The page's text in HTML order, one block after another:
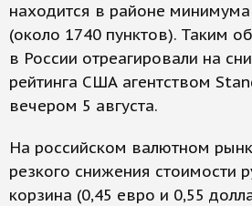
находится в районе минимума
(около 1740 пунктов). Таким
в России отреагировали на
рейтинга США агентством
вечером 5 августа.
На российском валютном
резкого снижения стоимости
корзина (0,45 евро и 0,55